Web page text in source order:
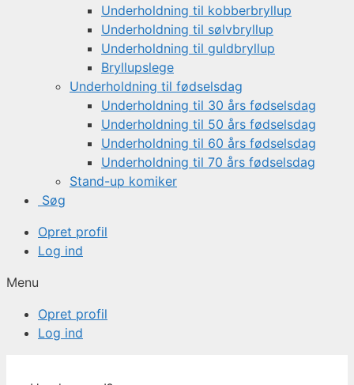
Underholdning til kobberbryllup
Underholdning til sølvbryllup
Underholdning til guldbryllup
Bryllupslege
Underholdning til fødselsdag
Underholdning til 30 års fødselsdag
Underholdning til 50 års fødselsdag
Underholdning til 60 års fødselsdag
Underholdning til 70 års fødselsdag
Stand-up komiker
Søg
Opret profil
Log ind
Menu
Opret profil
Log ind